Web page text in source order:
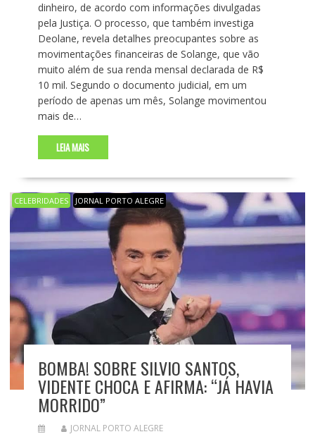
dinheiro, de acordo com informações divulgadas
pela Justiça. O processo, que também investiga
Deolane, revela detalhes preocupantes sobre as
movimentações financeiras de Solange, que vão
muito além de sua renda mensal declarada de R$
10 mil. Segundo o documento judicial, em um
período de apenas um mês, Solange movimentou
mais de…
LEIA MAIS
CELEBRIDADES JORNAL PORTO ALEGRE
BOMBA! SOBRE SILVIO SANTOS,
VIDENTE CHOCA E AFIRMA: “JÁ HAVIA
MORRIDO”
JORNAL PORTO ALEGRE